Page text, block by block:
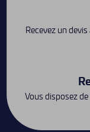
Recevez un
Vous disposez